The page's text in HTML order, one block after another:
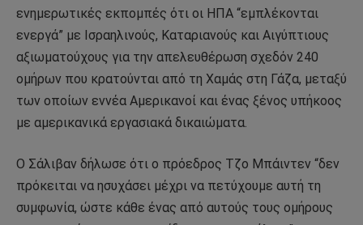
ενημερωτικές εκπομπές ότι οι ΗΠΑ “εμπλέκονται
ενεργά” με Ισραηλινούς, Καταριανούς και Αιγύπτιους
αξιωματούχους για την απελευθέρωση σχεδόν 240
ομήρων που κρατούνται από τη Χαμάς στη Γάζα, μεταξύ
των οποίων εννέα Αμερικανοί και ένας ξένος υπήκοος
με αμερικανικά εργασιακά δικαιώματα.
Ο Σάλιβαν δήλωσε ότι ο πρόεδρος Τζο Μπάιντεν “δεν
πρόκειται να ησυχάσει μέχρι να πετύχουμε αυτή τη
συμφωνία, ώστε κάθε ένας από αυτούς τους ομήρους